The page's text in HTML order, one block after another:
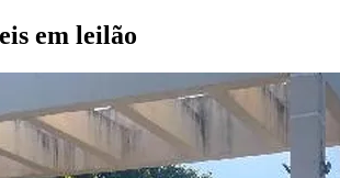
em leilão